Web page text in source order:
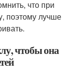
что при
поэтому лучше
чтобы она